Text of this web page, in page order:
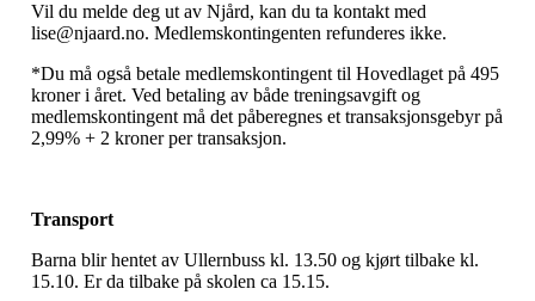
Vil du melde deg ut av Njård, kan du ta kontakt med
lise@njaard.no. Medlemskontingenten refunderes ikke.
*Du må også betale medlemskontingent til Hovedlaget på 495
kroner i året. Ved betaling av både treningsavgift og
medlemskontingent må det påberegnes et transaksjonsgebyr på
2,99% + 2 kroner per transaksjon.
Transport
Barna blir hentet av Ullernbuss kl. 13.50 og kjørt tilbake kl.
15.10. Er da tilbake på skolen ca 15.15.